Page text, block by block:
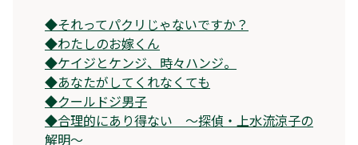
◆それってパクリじゃないですか？
◆わたしのお嫁くん
◆ケイジとケンジ、時々ハンジ。
◆あなたがしてくれなくても
◆クールドジ男子
◆合理的にあり得ない 〜探偵・上水流涼子の
解明〜